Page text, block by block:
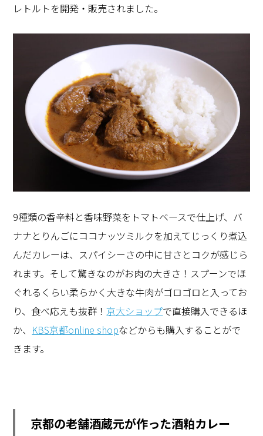
レトルトを開発・販売されました。
9種類の香辛料と香味野菜をトマトベースで仕上げ、バ
ナナとりんごにココナッツミルクを加えてじっくり煮込
んだカレーは、スパイシーさの中に甘さとコクが感じら
れます。そして驚きなのがお肉の大きさ！スプーンでほ
ぐれるくらい柔らかく大きな牛肉がゴロゴロと入ってお
り、食べ応えも抜群！京大ショップで直接購入できるほ
か、 KBS京都online shopなどからも購入することがで
きます。
京都の老舗酒蔵元が作った酒粕カレー